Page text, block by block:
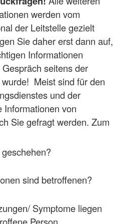
werden vom
der Leitstelle gezielt
Sie daher erst dann auf,
Informationen
seitens der
Meist sind für den
und der
Informationen von
Sie gefragt werden. Zum
sind betroffenen?
Symptome liegen
Person